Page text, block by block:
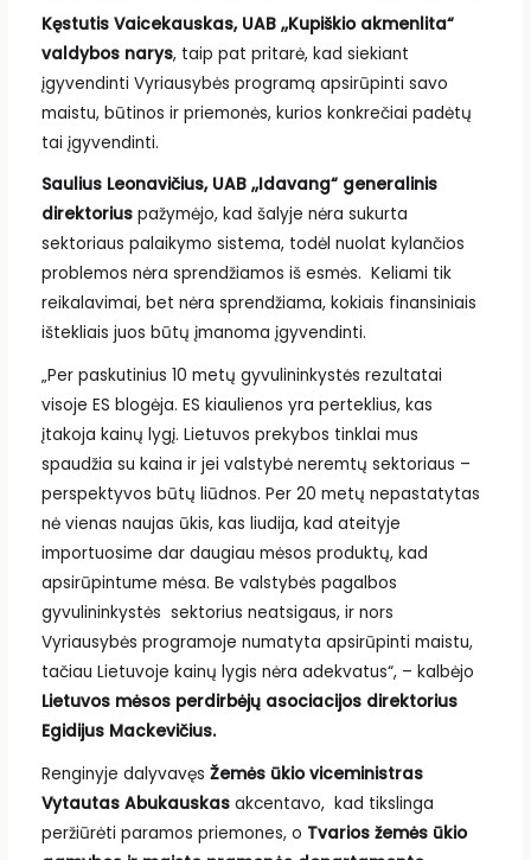
Kęstutis Vaicekauskas, UAB ,,Kupiškio akmenlita“
valdybos narys, taip pat pritarė, kad siekiant
įgyvendinti Vyriausybės programą apsirūpinti savo
maistu, būtinos ir priemonės, kurios konkrečiai padėtų
tai įgyvendinti.
Saulius Leonavičius, UAB ,,Idavang“ generalinis
direktoriuspažymėjo, kad šalyje nėra sukurta
sektoriaus palaikymo sistema, todėl nuolat kylančios
problemos nėra sprendžiamos iš esmės. Keliami tik
reikalavimai, bet nėra sprendžiama, kokiais finansiniais
ištekliais juos būtų įmanoma įgyvendinti.
„Per paskutinius 10 metų gyvulininkystės rezultatai
visoje ES blogėja. ES kiaulienos yra perteklius, kas
įtakoja kainų lygį. Lietuvos prekybos tinklai mus
spaudžia su kaina ir jei valstybė neremtų sektoriaus –
perspektyvos būtų liūdnos. Per 20 metų nepastatytas
nė vienas naujas ūkis, kas liudija, kad ateityje
importuosime dar daugiau mėsos produktų, kad
apsirūpintume mėsa. Be valstybės pagalbos
gyvulininkystės sektorius neatsigaus, ir nors
Vyriausybės programoje numatyta apsirūpinti maistu,
tačiau Lietuvoje kainų lygis nėra adekvatus“, – kalbėjo
Lietuvos mėsos perdirbėjų asociacijos direktorius
Egidijus Mackevičius.
Renginyje dalyvavęs Žemės ūkio viceministras
Vytautas Abukauskas akcentavo, kad tikslinga
peržiūrėti paramos priemones, o Tvarios žemės ūkio